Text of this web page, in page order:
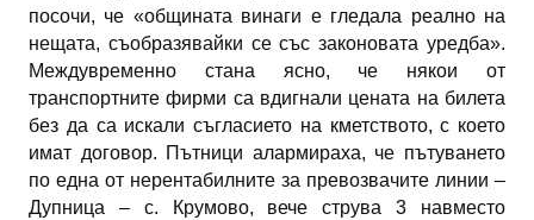
посочи, че «общината винаги е гледала реално на
нещата, съобразявайки се със законовата уредба».
Междувременно стана ясно, че някои от
транспортните фирми са вдигнали цената на билета
без да са искали съгласието на кметството, с което
имат договор. Пътници алармираха, че пътуването
по една от нерентабилните за превозвачите линии –
Дупница – с. Крумово, вече струва 3 навместо